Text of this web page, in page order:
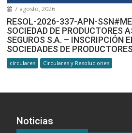
7 agosto, 2026
RESOL-2026-337-APN-
SOCIEDAD DE PRODUCTORES
SEGUROS S.A. – INSCRIPCIÓN
SOCIEDADES DE
circulares Circulares y Resoluciones
Noticias